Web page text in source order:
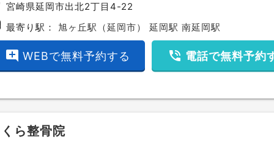
宮崎県延岡市出北2丁目4-22
最寄り駅： 旭ヶ丘駅（延岡市） 延岡駅 南延岡駅
add_comment WEBで無料予約する phone_in_talk 電話で無料予約
ら整骨院